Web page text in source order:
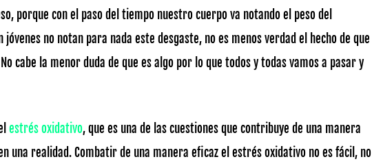
porque con el paso del tiempo nuestro cuerpo va notando el peso del
no notan para nada este desgaste, no es menos verdad el hecho de que
cabe la menor duda de que es algo por lo que todos y todas vamos a pasar y
estrés oxidativo, que es una de las cuestiones que contribuye de una manera
una realidad. Combatir de una manera eficaz el estrés oxidativo no es fácil, no